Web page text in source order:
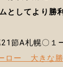
としてより勝
節A札幌〇１
ロー 大きな